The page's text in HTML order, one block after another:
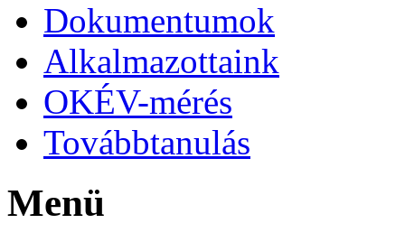
Dokumentumok
Alkalmazottaink
OKÉV-mérés
Továbbtanulás
Menü